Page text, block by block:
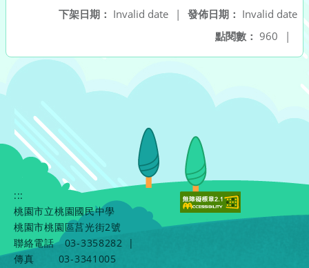
發佈日期： Invalid date
下架日期： Invalid date
|
點閱數： 960 |
:::
桃園市立桃園國民中學
桃園市桃園區莒光街2號
聯絡電話
03-3358282
|
傳真
03-3341005